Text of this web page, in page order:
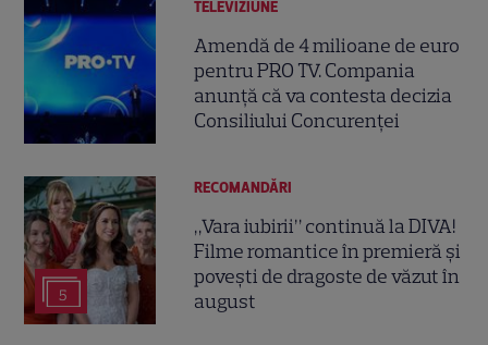
TELEVIZIUNE
Amendă de 4 milioane de euro
pentru PRO TV. Compania
anunță că va contesta decizia
Consiliului Concurenței
5
RECOMANDĂRI
„Vara iubirii” continuă la DIVA!
Filme romantice în premieră și
povești de dragoste de văzut în
august